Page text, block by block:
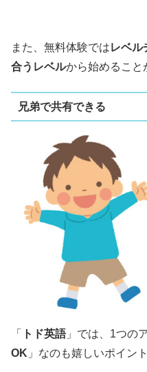
また、無料体験ではレベル
合うレベルから始めること
兄弟で共有できる
「 トド英語」では、1つの
OK 」なのも嬉しいポイント